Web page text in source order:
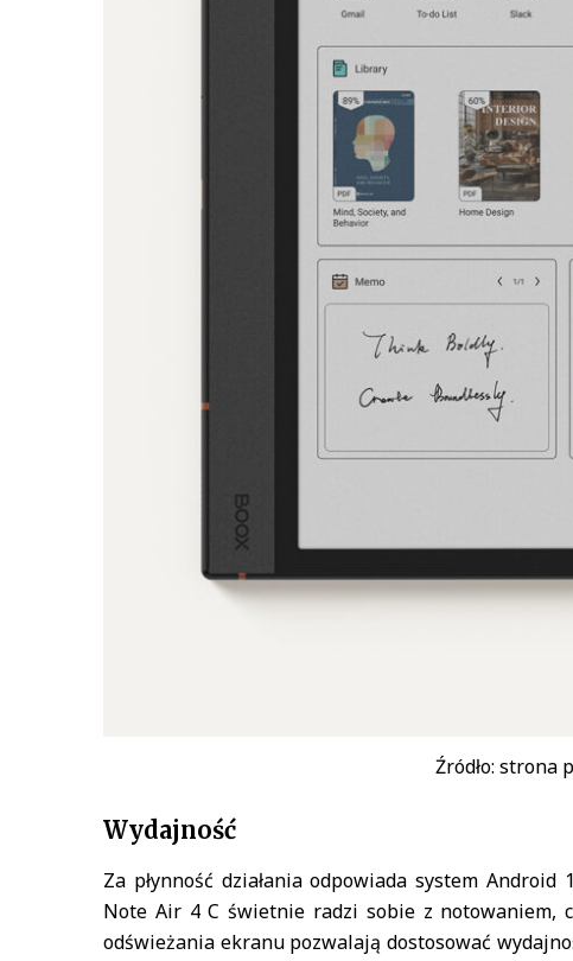
Źródło: strona
Wydajność
Za płynność działania odpowiada system
Note Air 4 C świetnie radzi sobie z notowaniem,
odświeżania ekranu pozwalają dostosować